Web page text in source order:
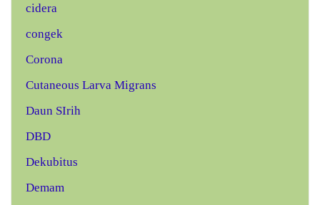
cidera
congek
Corona
Cutaneous Larva Migrans
Daun SIrih
DBD
Dekubitus
Demam